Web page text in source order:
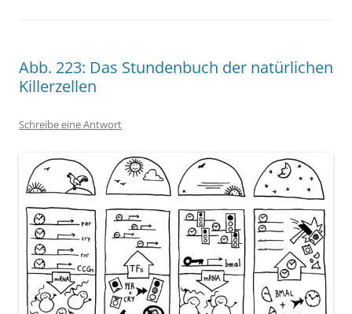
Abb. 223: Das Stundenbuch der natürlichen
Killerzellen
Schreibe eine Antwort